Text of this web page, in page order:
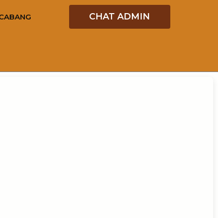
CHAT ADMIN